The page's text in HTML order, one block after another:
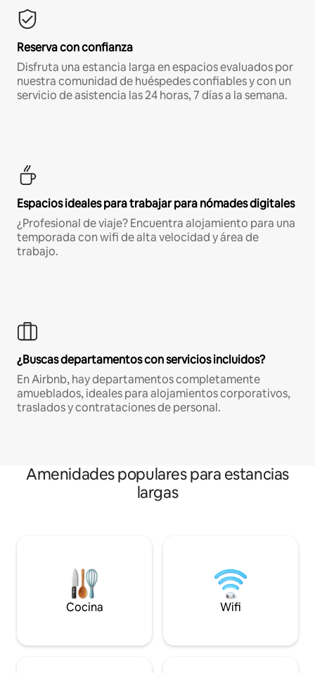
Reserva con confianza
Disfruta una estancia larga en espacios evaluados por
nuestra comunidad de huéspedes confiables y con un
servicio de asistencia las 24 horas, 7 días a la semana.
Espacios ideales para trabajar para nómades digitales
¿Profesional de viaje? Encuentra alojamiento para una
temporada con wifi de alta velocidad y área de
trabajo.
¿Buscas departamentos con servicios incluidos?
En Airbnb, hay departamentos completamente
amueblados, ideales para alojamientos corporativos,
traslados y contrataciones de personal.
Amenidades populares para estancias
largas
Cocina Wifi